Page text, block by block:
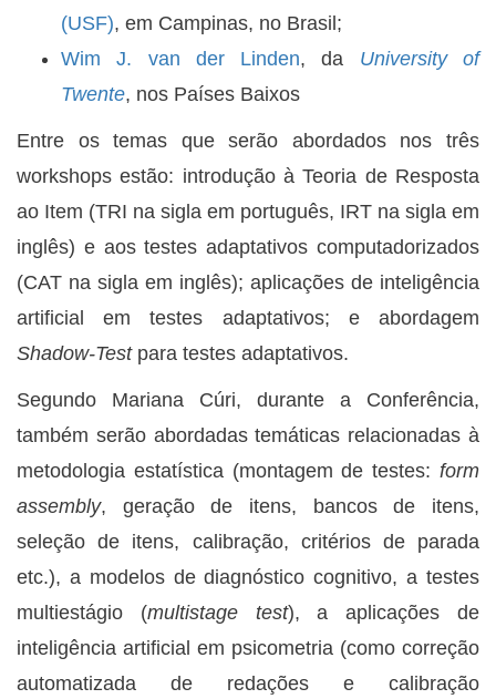
(USF), em Campinas, no Brasil;
Wim J. van der Linden, da University of
Twente, nos Países Baixos
Entre os temas que serão abordados nos três
workshops estão: introdução à Teoria de Resposta
ao Item (TRI na sigla em português, IRT na sigla em
inglês) e aos testes adaptativos computadorizados
(CAT na sigla em inglês); aplicações de inteligência
artificial em testes adaptativos; e abordagem
Shadow-Test para testes adaptativos.
Segundo Mariana Cúri, durante a Conferência,
também serão abordadas temáticas relacionadas à
metodologia estatística (montagem de testes: form
assembly, geração de itens, bancos de itens,
seleção de itens, calibração, critérios de parada
etc.), a modelos de diagnóstico cognitivo, a testes
multiestágio (multistage test), a aplicações de
inteligência artificial em psicometria (como correção
automatizada de redações e calibração